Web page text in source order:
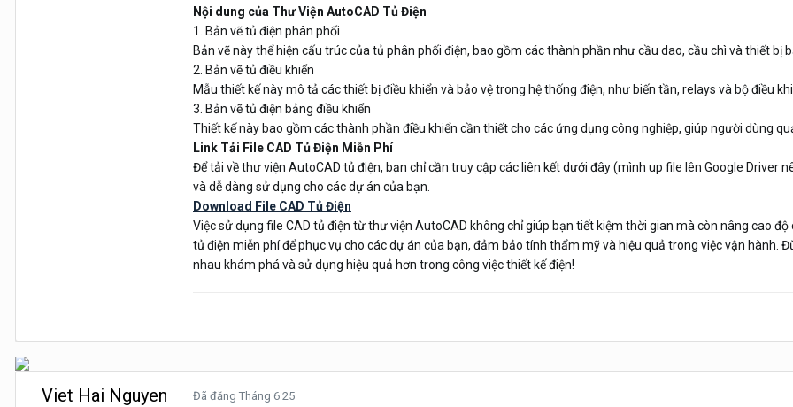
Nội dung của Thư Viện AutoCAD Tủ Điện
1. Bản vẽ tủ điện phân phối
Bản vẽ này thể hiện cấu trúc của tủ phân phối điện, bao gồm các thành phần như cầu dao, cầu chì và thiết bị
2. Bản vẽ tủ điều khiển
Mẫu thiết kế này mô tả các thiết bị điều khiển và bảo vệ trong hệ thống điện, như biến tần, relays và bộ điều
3. Bản vẽ tủ điện bảng điều khiển
Thiết kế này bao gồm các thành phần điều khiển cần thiết cho các ứng dụng công nghiệp, giúp người dùng
Link Tải File CAD Tủ Điện Miễn Phí
Để tải về thư viện AutoCAD tủ điện, bạn chỉ cần truy cập các liên kết dưới đây (mình up file lên Google
và dễ dàng sử dụng cho các dự án của bạn.
Download File CAD Tủ Điện
Việc sử dụng file CAD tủ điện từ thư viện AutoCAD không chỉ giúp bạn tiết kiệm thời gian mà còn nâng cao
tủ điện miễn phí để phục vụ cho các dự án của bạn, đảm bảo tính thẩm mỹ và hiệu quả trong việc vận hành.
nhau khám phá và sử dụng hiệu quả hơn trong công việc thiết kế điện!
Viet Hai Nguyen Đã đăng Tháng 6 25